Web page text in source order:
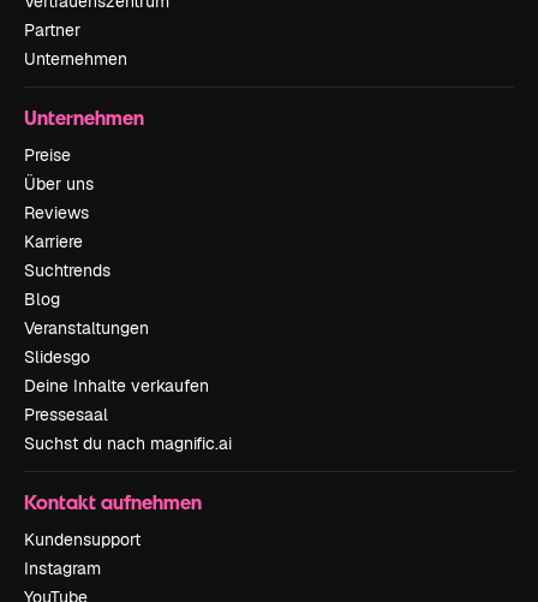
Partner
Unternehmen
Unternehmen
Preise
Über uns
Reviews
Karriere
Suchtrends
Blog
Veranstaltungen
Slidesgo
Deine Inhalte verkaufen
Pressesaal
Suchst du nach magnific.ai
Kontakt aufnehmen
Kundensupport
Instagram
YouTube